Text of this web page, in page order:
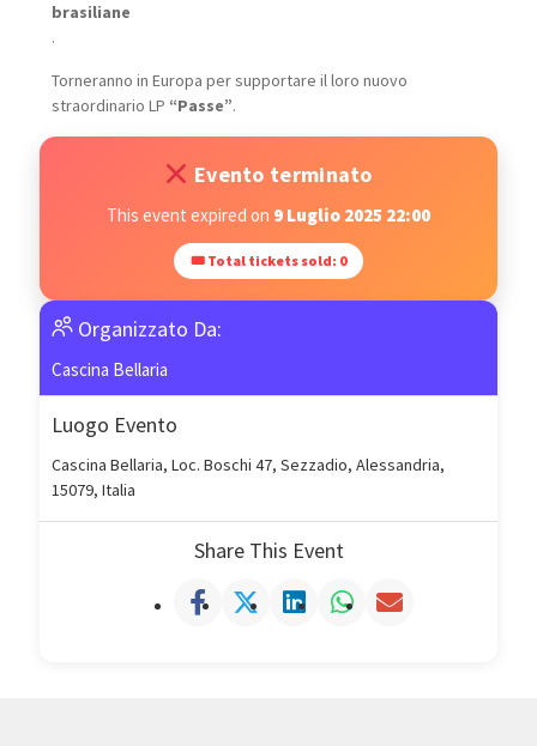
brasiliane
.
Torneranno in Europa per supportare il loro nuovo
straordinario LP “Passe”.
Evento terminato
This event expired on 9 Luglio 2025 22:00
🎟 Total tickets sold: 0
Organizzato Da:
Cascina Bellaria
Luogo Evento
Cascina Bellaria, Loc. Boschi 47, Sezzadio, Alessandria,
15079, Italia
Share This Event